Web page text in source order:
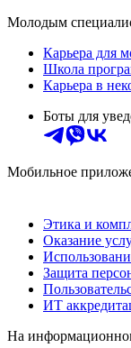
Молодым
Карьера для
Школа
Карьера в
Боты для
Мобильное
Этика и
Оказание
Защита
ИТ
На